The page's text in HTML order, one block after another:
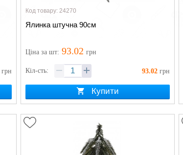
грн
Код товару: 24270
Ялинка штучна 90см
Ціназа шт: 93.02 грн
Кіл-сть: 93.02 грн
Купити